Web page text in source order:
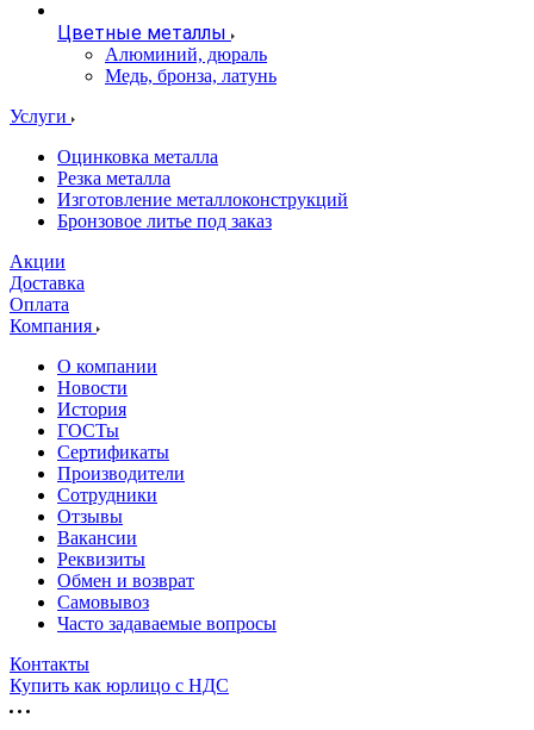
Цветные металлы
Алюминий, дюраль
Медь, бронза, латунь
Услуги
Оцинковка металла
Резка металла
Изготовление металлоконструкций
Бронзовое литье под заказ
Акции
Доставка
Оплата
Компания
О компании
Новости
История
ГОСТы
Сертификаты
Производители
Сотрудники
Отзывы
Вакансии
Реквизиты
Обмен и возврат
Самовывоз
Часто задаваемые вопросы
Контакты
Купить как юрлицо с НДС